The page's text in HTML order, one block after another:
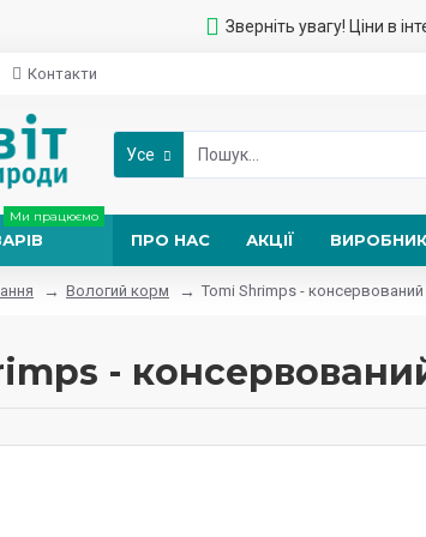
Зверніть увагу! Ціни в
Контакти
Усе
Ми працюємо
ПРО НАС АКЦІЇ
Вологий корм Tomi Shrimps -
-